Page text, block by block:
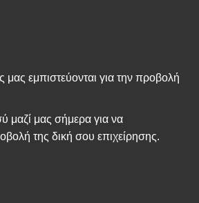
μας εμπιστεύονται για την προβολή
μαζί μας σήμερα για να
της δική σου επιχείρησης.